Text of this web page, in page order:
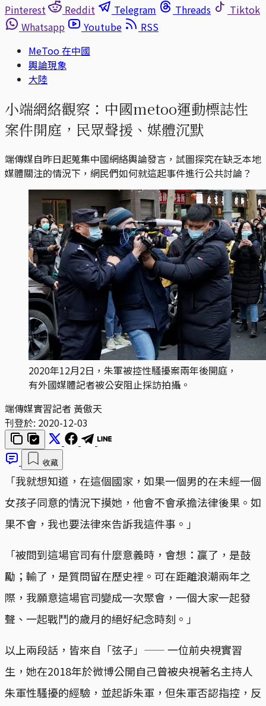
Pinterest
Reddit Telegram Threads
Tiktok
Whatsapp
Youtube
RSS
MeToo 在中國
輿論現象
大陸
小端網絡觀察：中國metoo運動標誌性
案件開庭，民眾聲援、媒體沉默
端傳媒自昨日起蒐集中國網絡輿論發言，試圖探究在缺乏本地
媒體關注的情況下，網民們如何就這起事件進行公共討論？
2020年12月2日，朱軍被控性騷擾案兩年後開庭，
有外國媒體記者被公安阻止採訪拍攝。
端傳媒實習記者 黃傲天
刊登於: 2020-12-03
收藏
「我就想知道，在這個國家，如果一個男的在未經一個
女孩子同意的情況下摸她，他會不會承擔法律後果。如
果不會，我也要法律來告訴我這件事。」
「被問到這場官司有什麼意義時，會想：贏了，是鼓
勵；輸了，是質問留在歷史裡。可在距離浪潮兩年之
際，我願意這場官司變成一次聚會，一個大家一起發
聲、一起戰鬥的歲月的絕好紀念時刻。」
以上兩段話，皆來自「弦子」—— 一位前央視實習
生，她在2018年於微博公開自己曾被央視著名主持人
朱軍性騷擾的經驗，並起訴朱軍，但朱軍否認指控，反